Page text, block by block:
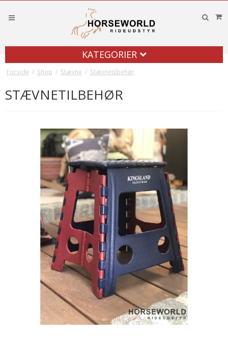
KATEGORIER
Forside / Shop / Stævne / Stævnetilbehør
STÆVNETILBEHØR